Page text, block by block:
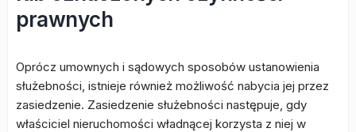
prawnych
Oprócz umownych i sądowych sposobów ustanowienia
służebności, istnieje również możliwość nabycia jej przez
zasiedzenie. Zasiedzenie służebności następuje, gdy
właściciel nieruchomości władnącej korzysta z niej w